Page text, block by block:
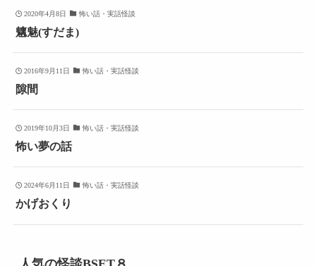
2020年4月8日 怖い話・実話怪談
魑魅(すだま)
2016年9月11日 怖い話・実話怪談
隙間
2019年10月3日 怖い話・実話怪談
怖い夢の話
2024年6月11日 怖い話・実話怪談
かげおくり